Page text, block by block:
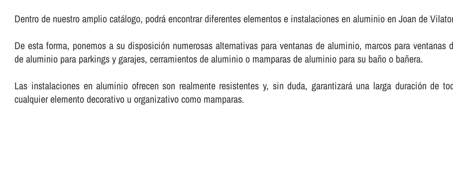
Dentro de nuestro amplio catálogo, podrá encontrar diferentes elementos e instalaciones en aluminio en Joan de
De esta forma, ponemos a su disposición numerosas alternativas para ventanas de aluminio, marcos para
de aluminio para parkings y garajes, cerramientos de aluminio o mamparas de aluminio para su baño o bañera.
Las instalaciones en aluminio ofrecen son realmente resistentes y, sin duda, garantizará una larga duración de
cualquier elemento decorativo u organizativo como mamparas.